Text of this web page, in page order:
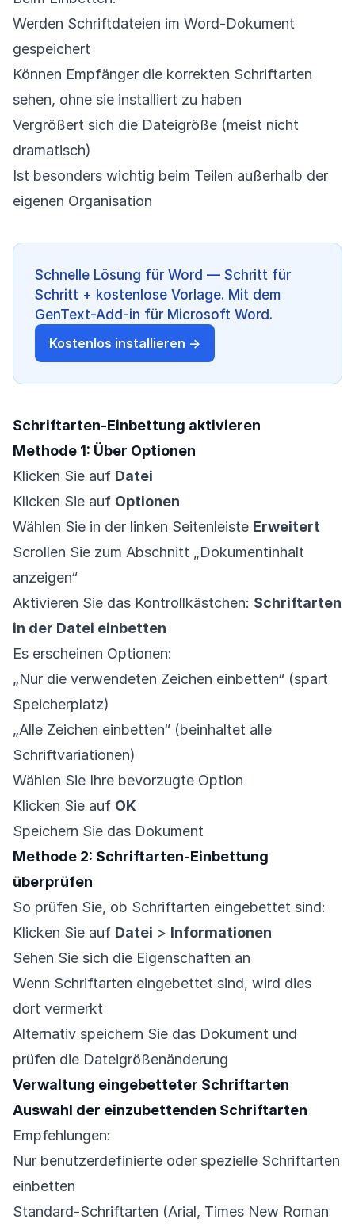
Werden Schriftdateien im Word-Dokument
gespeichert
Können Empfänger die korrekten Schriftarten
sehen, ohne sie installiert zu haben
Vergrößert sich die Dateigröße (meist nicht
dramatisch)
Ist besonders wichtig beim Teilen außerhalb der
eigenen Organisation
Schnelle Lösung für Word — Schritt für
Schritt + kostenlose Vorlage. Mit dem
GenText-Add-in für Microsoft Word.
Kostenlos installieren →
Schriftarten-Einbettung aktivieren
Methode 1: Über Optionen
Klicken Sie auf Datei
Klicken Sie auf Optionen
Wählen Sie in der linken Seitenleiste Erweitert
Scrollen Sie zum Abschnitt „Dokumentinhalt
anzeigen“
Aktivieren Sie das Kontrollkästchen: Schriftarten
in der Datei einbetten
Es erscheinen Optionen:
„Nur die verwendeten Zeichen einbetten“ (spart
Speicherplatz)
„Alle Zeichen einbetten“ (beinhaltet alle
Schriftvariationen)
Wählen Sie Ihre bevorzugte Option
Klicken Sie auf OK
Speichern Sie das Dokument
Methode 2: Schriftarten-Einbettung
überprüfen
So prüfen Sie, ob Schriftarten eingebettet sind:
Klicken Sie auf Datei > Informationen
Sehen Sie sich die Eigenschaften an
Wenn Schriftarten eingebettet sind, wird dies
dort vermerkt
Alternativ speichern Sie das Dokument und
prüfen die Dateigrößenänderung
Verwaltung eingebetteter Schriftarten
Auswahl der einzubettenden Schriftarten
Empfehlungen:
Nur benutzerdefinierte oder spezielle Schriftarten
einbetten
Standard-Schriftarten (Arial, Times New Roman